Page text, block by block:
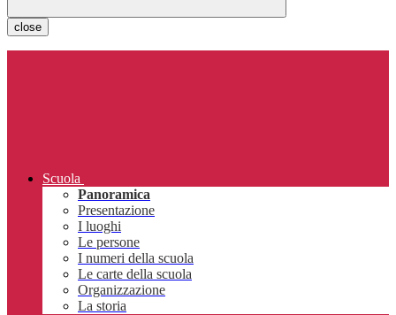
close
Scuola
Panoramica
Presentazione
I luoghi
Le persone
I numeri della scuola
Le carte della scuola
Organizzazione
La storia